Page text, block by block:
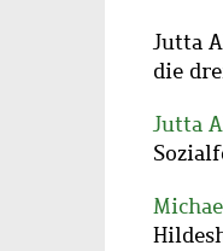
Jutta
die
Jutta